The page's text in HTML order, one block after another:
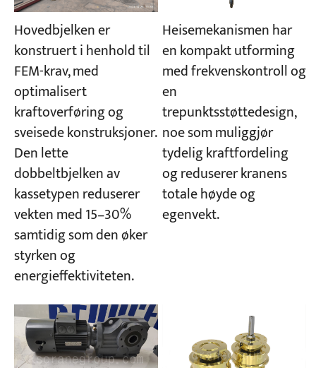
Hovedbjelken er
konstruert i henhold til
FEM-krav, med
optimalisert
kraftoverføring og
sveisede konstruksjoner.
Den lette
dobbeltbjelken av
kassetypen reduserer
vekten med 15–30%
samtidig som den øker
styrken og
energieffektiviteten.
Heisemekanismen har
en kompakt utforming
med frekvenskontroll og
en
trepunktsstøttedesign,
noe som muliggjør
tydelig kraftfordeling
og reduserer kranens
totale høyde og
egenvekt.